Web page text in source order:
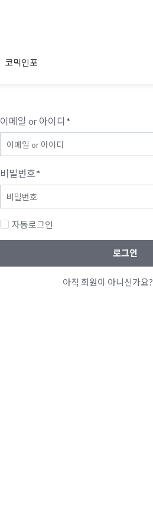
코믹인포
이메일 or 아이디 *
비밀번호*
자동로그인
로그인
아직 회원이 아니신가요?